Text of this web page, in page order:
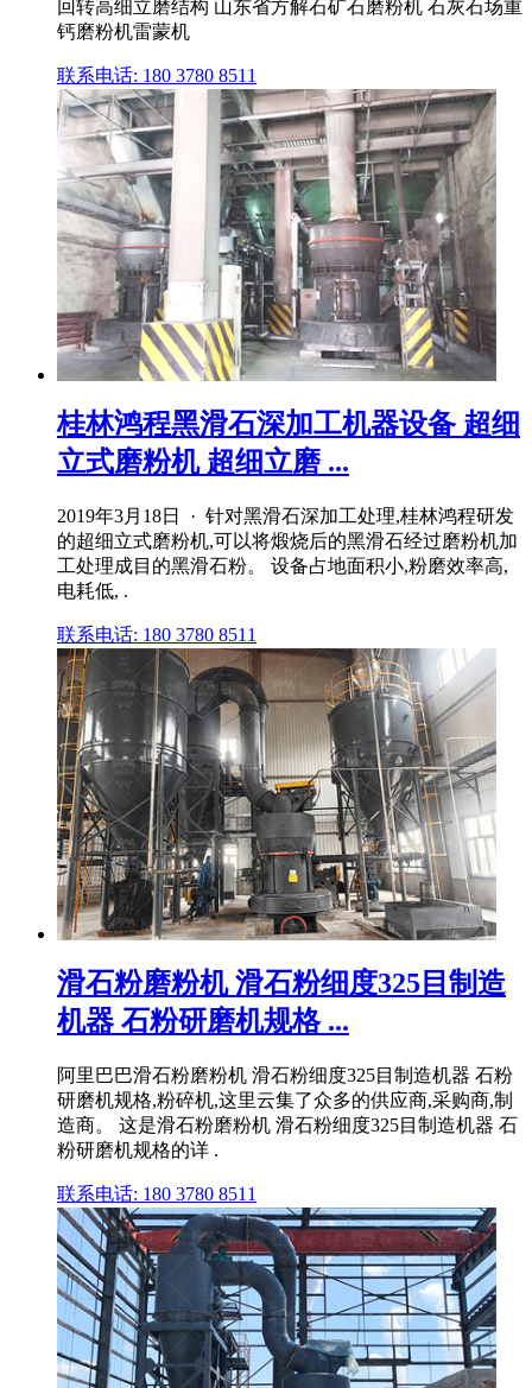
回转高细立磨结构 山东省方解石矿石磨粉机 石灰石场重
钙磨粉机雷蒙机
联系电话: 180 3780 8511
桂林鸿程黑滑石深加工机器设备 超细
立式磨粉机 超细立磨 ...
2019年3月18日 · 针对黑滑石深加工处理,桂林鸿程研发
的超细立式磨粉机,可以将煅烧后的黑滑石经过磨粉机加
工处理成目的黑滑石粉。 设备占地面积小,粉磨效率高,
电耗低, .
联系电话: 180 3780 8511
滑石粉磨粉机 滑石粉细度325目制造
机器 石粉研磨机规格 ...
阿里巴巴滑石粉磨粉机 滑石粉细度325目制造机器 石粉
研磨机规格,粉碎机,这里云集了众多的供应商,采购商,制
造商。 这是滑石粉磨粉机 滑石粉细度325目制造机器 石
粉研磨机规格的详 .
联系电话: 180 3780 8511